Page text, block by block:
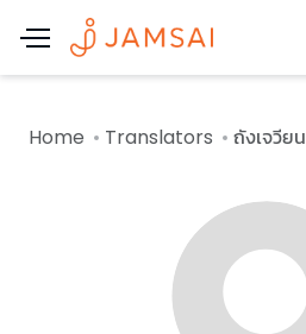
Home Translators ถังเจวียน